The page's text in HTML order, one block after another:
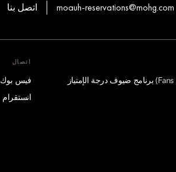
moauh-reservations@mohg.com اتصل بنا
اتصال
فيس بوك
انستقرام